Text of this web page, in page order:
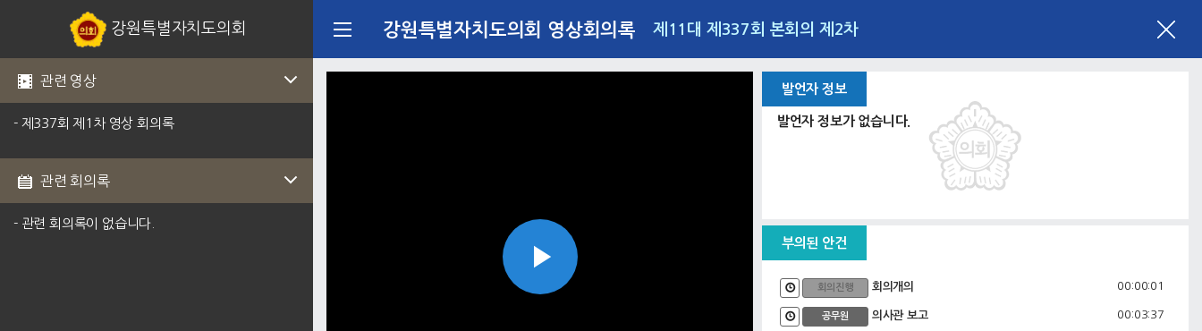
강원특별자치도의회
관련 영상
- 제337회 제1차 영상 회의록
관련 회의록
- 관련 회의록이 없습니다.
강원특별자치도의회 영상회의록 제11대 제337회 본회의 제2차
Play
발언자 정보
발언자 정보가 없습니다.
부의된 안건
회의진행 회의개의 00:00:01
공무원 의사관 보고 00:03:37